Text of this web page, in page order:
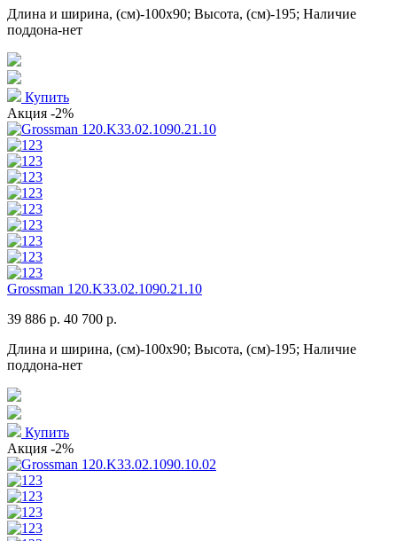
Длина и ширина, (см)-100x90; Высота, (см)-195; Наличие
поддона-нет
Купить
Акция -2%
Grossman 120.K33.02.1090.21.10
39 886 р. 40 700 р.
Длина и ширина, (см)-100x90; Высота, (см)-195; Наличие
поддона-нет
Купить
Акция -2%